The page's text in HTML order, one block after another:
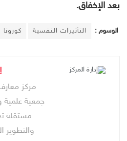
بعد الإخفاق.
الوسوم : التأثيرات النفسية كورونا
مركز
جمعية
مستقلة